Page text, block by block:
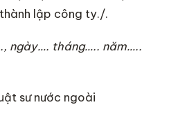
lập công ty./.
ngày…. tháng….. năm…..
sư nước ngoài